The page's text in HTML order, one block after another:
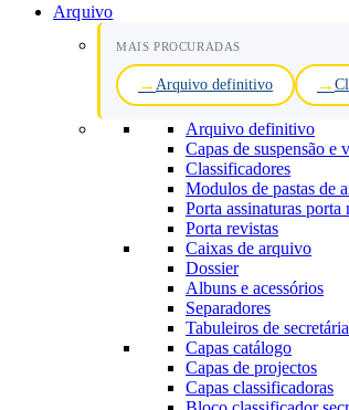
Arquivo
MAIS PROCURADAS
Arquivo definitivo
Arquivo definitivo
Capas de suspensão e
Classificadores
Modulos de pastas de
Porta assinaturas porta
Porta revistas
Caixas de arquivo
Dossier
Albuns e acessórios
Separadores
Tabuleiros de secretária
Capas catálogo
Capas de projectos
Capas classificadoras